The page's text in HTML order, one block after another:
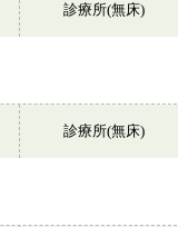
診療所(無床)
診療所(無床)